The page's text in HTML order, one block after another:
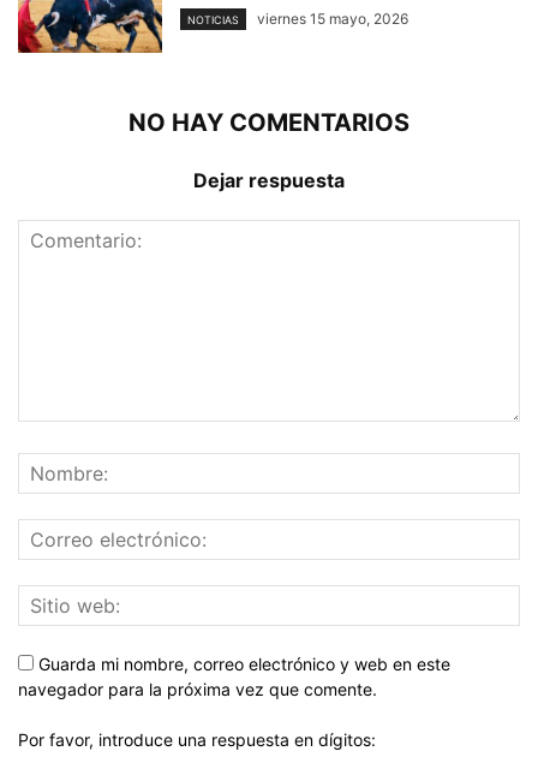
NOTICIAS viernes 15 mayo, 2026
NO HAY COMENTARIOS
Dejar respuesta
Guarda mi nombre, correo electrónico y web en este
navegador para la próxima vez que comente.
Por favor, introduce una respuesta en dígitos: